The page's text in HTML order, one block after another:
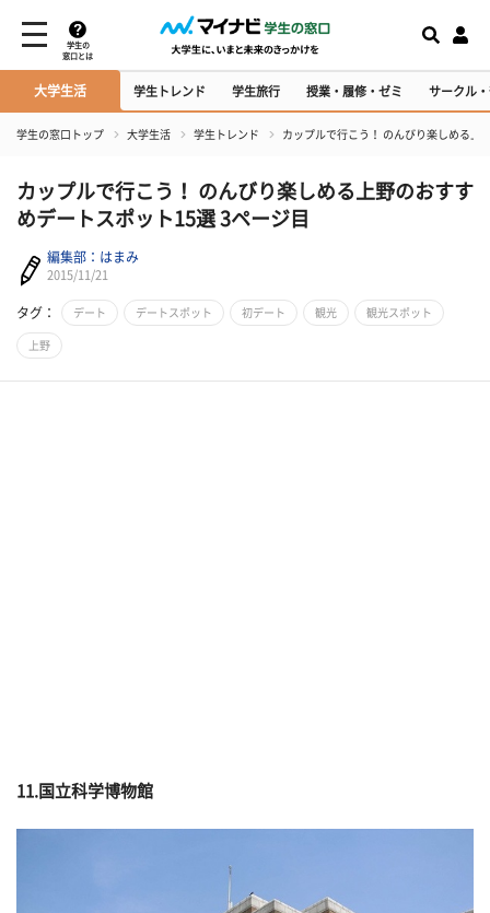
学生の
窓口とは
大学生活 学生トレンド 学生旅行 授業・履修・ゼミ サークル
学生の窓口トップ 大学生活 学生トレンド カップルで行こう！ のんびり楽しめる上
カップルで行こう！ のんびり楽しめる上野のおすす
めデートスポット15選 3ページ目
編集部：はまみ
2015/11/21
タグ： デート デートスポット 初デート 観光 観光スポット
上野
11.国立科学博物館